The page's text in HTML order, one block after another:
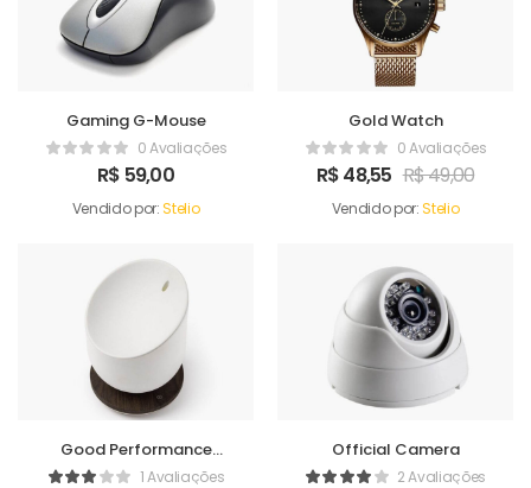
Gaming G-Mouse
0 Avaliações
R$ 59,00
Vendido por:Stelio
Gold Watch
0 Avaliações
R$48,55 R$49,00
Vendido por:Stelio
Good Performance
Humidifer1 Avaliações
Official Camera
2 Avaliações